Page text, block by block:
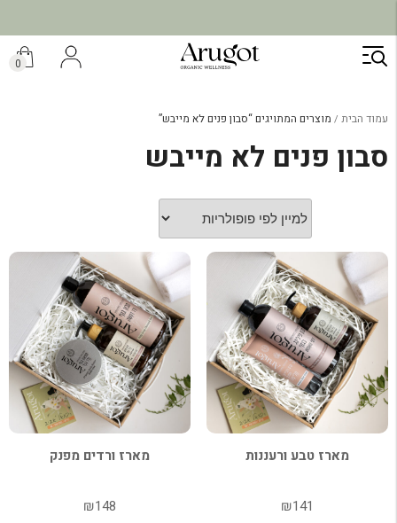
דילוג
לתוכן
0
עמוד הבית מוצרים המתויגים “סבון פנים לא מייבש”
סבון פנים לא מייבש
מארז טבע ורעננות
₪141
מארז ורדים מפנק
₪148